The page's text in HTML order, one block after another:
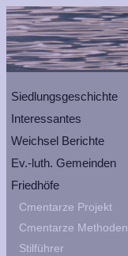
Siedlungsgeschichte
Interessantes
Weichsel Berichte
Ev.-luth. Gemeinden
Friedhöfe
Cmentarze Projekt
Cmentarze Methoden
Stilführer